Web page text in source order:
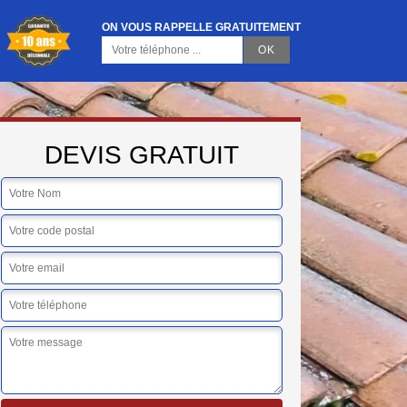
ON VOUS RAPPELLE GRATUITEMENT
DEVIS GRATUIT